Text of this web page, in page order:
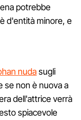
potrebbe
d'entità minore, e
nudasugli
se non è nuova a
dell'attrice verrà
spiacevole